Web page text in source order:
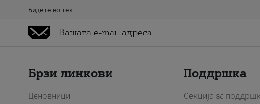
Бидете во тек
Брзи линкови
Ценовници
Поддршка
Секција за